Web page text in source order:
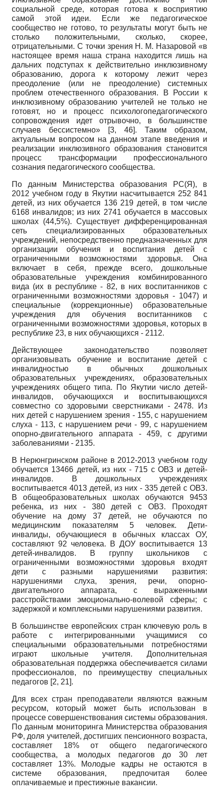
социальной среде, которая готова к восприятию
самой этой идеи. Если же педагогическое
сообщество не готово, то результаты могут быть не
столько положительными, сколько, скорее,
отрицательными. С точки зрения Н. М. Назаровой «в
настоящее время наша страна находится лишь на
дальних подступах к действительно инклюзивному
образованию, дорога к которому лежит через
преодоление (или не преодоление) системных
проблем отечественного образования. В России к
инклюзивному образованию учителей не только не
готовят, но и процесс психолого­педагогического
сопровождения идет отрывочно, в большинстве
случаев бессистемно» [3, 46]. Таким образом,
актуальным вопросом на данном этапе введения и
реализации инклюзивного образования становится
процесс трансформации профессионального
сознания педагогического сообщества.
По данным Министерства образования РС(Я), в
2012 учебном году в Якутии насчитывается 252 841
детей, из них обучается 136 219 детей, в том числе
6168 инвалидов; из них 2741 обучается в массовых
школах (44,5%). Существует дифференцированная
сеть специализированных образовательных
учреждений, непосредственно предназначенных для
организации обучения и воспитания детей с
ограниченными возможностями здоровья. Она
включает в себя, прежде всего, дошкольные
образовательные учреждения комбинированного
вида (их в республике - 82, в них воспитанников с
ограниченными возможностями здоровья - 1047) и
специальные (коррекционные) образовательные
учреждения для обучения воспитанников с
ограниченными возможностями здоровья, которых в
республике 23, в них обучающихся - 2112.
Действующее законодательство позволяет
организовывать обучение и воспитание детей с
инвалидностью в обычных дошкольных
образовательных учреждениях, образовательных
учреждениях общего типа. По Якутии число детей-
инвалидов, обучающихся и воспитывающихся
совместно со здоровыми сверстниками - 2478. Из
них детей с нарушением зрения - 155, с нарушением
слуха - 113, с нарушением речи - 99, с нарушением
опорно-двигательного аппарата - 459, с другими
заболеваниями - 2135.
В Нерюнгринском районе в 2012-2013 учебном году
обучается 13466 детей, из них - 715 с ОВЗ и детей-
инвалидов. В дошкольных учреждениях
воспитывается 4013 детей, из них - 335 детей с ОВЗ.
В общеобразовательных школах обучаются 9453
ребенка, из них - 380 детей с ОВЗ. Проходят
обучение на дому 37 детей, не обучаются по
медицинским показателям 5 человек. Дети-
инвалиды, обучающиеся в обычных классах ОУ,
составляют 92 человека. В ДОУ воспитывается 13
детей-инвалидов. В группу школьников с
ограниченными возможностями здоровья входят
дети с разными нарушениями развития:
нарушениями слуха, зрения, речи, опорно­
двигательного аппарата, с выраженными
расстройствами эмоционально-волевой сферы; с
задержкой и комплексными нарушениями развития.
В большинстве европейских стран ключевую роль в
работе с интегрированными учащимися со
специальными образовательными потребностями
играют школьные учителя. Дополнительная
образовательная поддержка обеспечивается силами
профессионалов, по преимуществу специальных
педагогов [2, 21].
Для всех стран преподаватели являются важным
ресурсом, который может быть использован в
процессе совершенствования системы образования.
По данным мониторинга Министерства образования
РФ, доля учителей, достигших пенсионного возраста,
составляет 18% от общего педагогического
сообщества, а молодых педагогов до 30 лет
составляет 13%. Молодые кадры не остаются в
системе образования, предпочитая более
оплачиваемые и престижные вакансии.